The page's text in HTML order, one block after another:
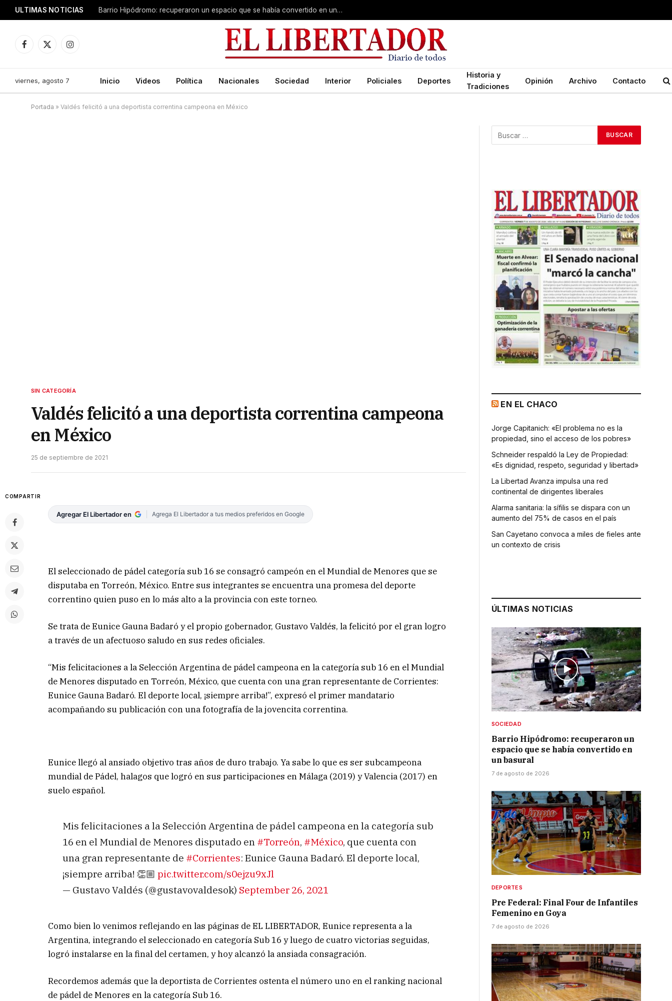
ULTIMAS NOTICIAS Barrio Hipódromo: recuperaron un espacio que se había convertido en un basural
Facebook
X
Instagram
viernes, agosto 7 Inicio Videos Política Nacionales Sociedad Interior Policiales Deportes
Historia y
Tradiciones
Opinión Archivo Contacto
Portada » Valdés felicitó a una deportista correntina campeona en México
SIN CATEGORÍA
Valdés felicitó a una deportista correntina campeona
en México
25 de septiembre de 2021
COMPARTIR
Agregar El Libertador en Agrega El Libertador a tus medios preferidos en Google
El seleccionado de pádel categoría sub 16 se consagró campeón en el Mundial de Menores que se
disputaba en Torreón, México. Entre sus integrantes se encuentra una promesa del deporte
correntino quien puso en lo más alto a la provincia con este torneo.
Se trata de Eunice Gauna Badaró y el propio gobernador, Gustavo Valdés, la felicitó por el gran logro
a través de un afectuoso saludo en sus redes oficiales.
“Mis felicitaciones a la Selección Argentina de pádel campeona en la categoría sub 16 en el Mundial
de Menores disputado en Torreón, México, que cuenta con una gran representante de Corrientes:
Eunice Gauna Badaró. El deporte local, ¡siempre arriba!”, expresó el primer mandatario
acompañando su publicación con una fotografía de la jovencita correntina.
Eunice llegó al ansiado objetivo tras años de duro trabajo. Ya sabe lo que es ser subcampeona
mundial de Pádel, halagos que logró en sus participaciones en Málaga (2019) y Valencia (2017) en
suelo español.
Mis felicitaciones a la Selección Argentina de pádel campeona en la categoría sub
16 en el Mundial de Menores disputado en #Torreón, #México, que cuenta con
una gran representante de #Corrientes: Eunice Gauna Badaró. El deporte local,
¡siempre arriba! 👏🏼 pic.twitter.com/s0ejzu9xJl
— Gustavo Valdés (@gustavovaldesok) September 26, 2021
Como bien lo venimos reflejando en las páginas de EL LIBERTADOR, Eunice representa a la
Argentina, integrando el seleccionado en categoría Sub 16 y luego de cuatro victorias seguidas,
logró instalarse en la final del certamen, y hoy alcanzó la ansiada consagración.
Recordemos además que la deportista de Corrientes ostenta el número uno en el ranking nacional
de pádel de Menores en la categoría Sub 16.
EN EL CHACO
Jorge Capitanich: «El problema no es la
propiedad, sino el acceso de los pobres»
Schneider respaldó la Ley de Propiedad:
«Es dignidad, respeto, seguridad y libertad»
La Libertad Avanza impulsa una red
continental de dirigentes liberales
Alarma sanitaria: la sífilis se dispara con un
aumento del 75% de casos en el país
San Cayetano convoca a miles de fieles ante
un contexto de crisis
ÚLTIMAS NOTICIAS
SOCIEDAD
Barrio Hipódromo: recuperaron un
espacio que se había convertido en
un basural
7 de agosto de 2026
DEPORTES
Pre Federal: Final Four de Infantiles
Femenino en Goya
7 de agosto de 2026